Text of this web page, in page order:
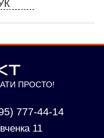
ПРОСТО!
777-44-14
11